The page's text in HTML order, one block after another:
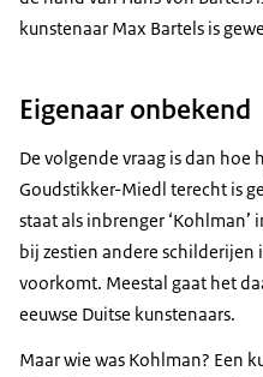
kunstenaar Max Bartels is
Eigenaar onbekend
De volgende vraag is dan hoe
Goudstikker-Miedl terecht is
staat als inbrenger
bij zestien andere
voorkomt. Meestal gaat het
eeuwse Duitse kunstenaars.
Maar wie was Kohlman? Een